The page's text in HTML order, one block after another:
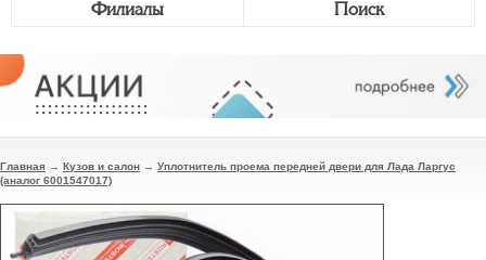
Филиалы Поиск
Главная → Кузов и салон → Уплотнитель проема передней двери для Лада Ларгус
(аналог 6001547017)